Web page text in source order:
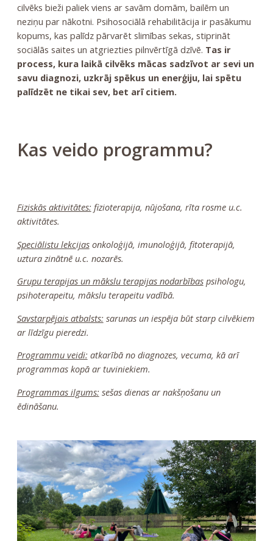
cilvēks bieži paliek viens ar savām domām, bailēm un
neziņu par nākotni. Psihosociālā rehabilitācija ir pasākumu
kopums, kas palīdz pārvarēt slimības sekas, stiprināt
sociālās saites un atgriezties pilnvērtīgā dzīvē. Tas ir
process, kura laikā cilvēks mācas sadzīvot ar sevi un
savu diagnozi, uzkrāj spēkus un enerģiju, lai spētu
palīdzēt ne tikai sev, bet arī citiem.
Kas veido programmu?
Fiziskās aktivitātes: fizioterapija, nūjošana, rīta rosme u.c.
aktivitātes.
Speciālistu lekcijasonkoloģijā, imunoloģijā, fitoterapijā,
uztura zinātnē u.c. nozarēs.
Grupu terapijas un mākslu terapijas nodarbībaspsihologu,
psihoterapeitu, mākslu terapeitu vadībā.
Savstarpējais atbalsts: sarunas un iespēja būt starp cilvēkiem
ar līdzīgu pieredzi.
Programmu veidi: atkarībā no diagnozes, vecuma, kā arī
programmas kopā ar tuviniekiem.
Programmas ilgums: sešas dienas ar nakšņošanu un
ēdināšanu.